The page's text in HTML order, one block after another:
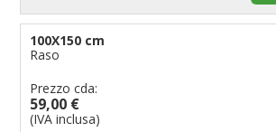
100X150 cm
Raso
Prezzo cda:
59,00 €
(IVA inclusa)